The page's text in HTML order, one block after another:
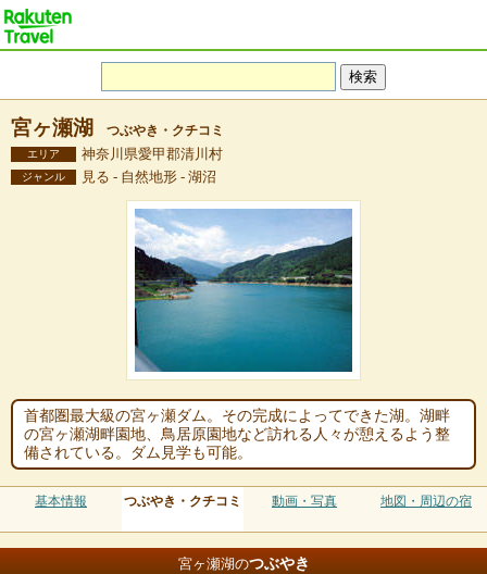
宮ヶ瀬湖 つぶやき・クチコミ
エリア 神奈川県愛甲郡清川村
ジャンル 見る - 自然地形 - 湖沼
首都圏最大級の宮ヶ瀬ダム。その完成によってできた湖。湖畔
の宮ヶ瀬湖畔園地、鳥居原園地など訪れる人々が憩えるよう整
備されている。ダム見学も可能。
基本情報 つぶやき・クチコミ 動画・写真 地図・周辺の宿
宮ヶ瀬湖のつぶやき